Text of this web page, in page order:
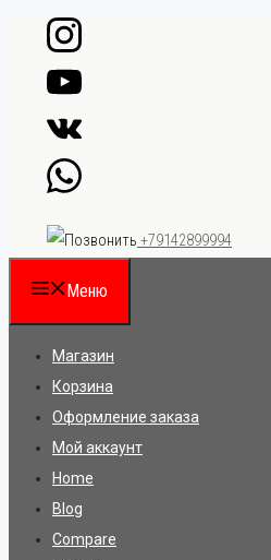
Перейти
содержимому
+79142899994
Меню
Магазин
Корзина
Оформление заказа
Мой аккаунт
Home
Blog
Compare